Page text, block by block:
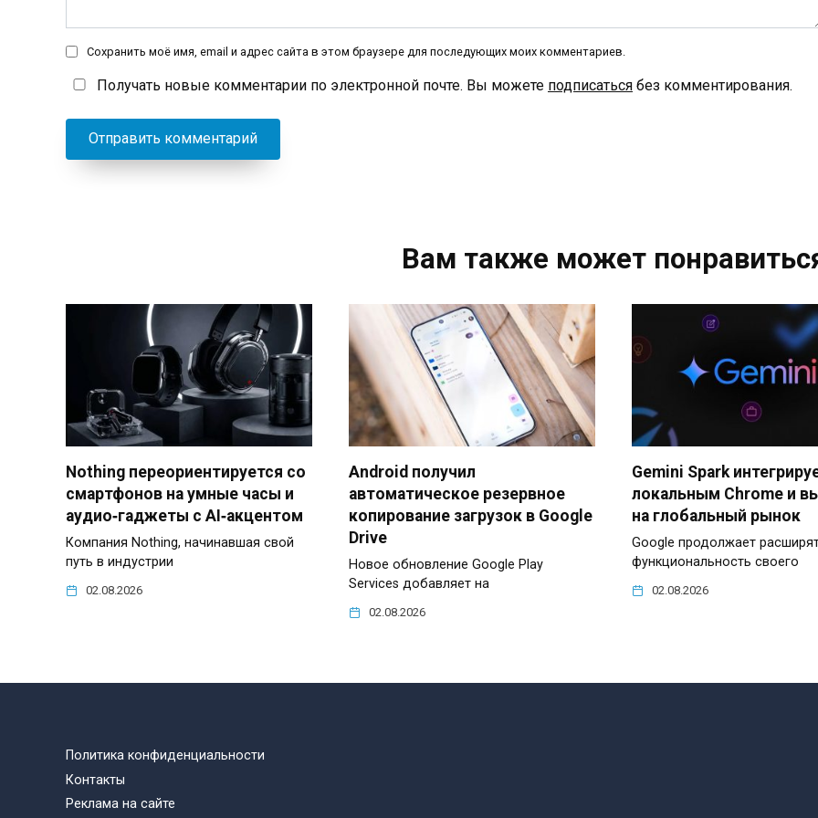
Сохранить моё имя, email и адрес сайта в этом браузере для последующих моих комментариев.
Получать новые комментарии по электронной почте. Вы можете подписаться без комментирования.
Вам также может
Nothing переориентируется со
смартфонов на умные часы и
аудио‑гаджеты с AI‑акцентом
Компания Nothing, начинавшая свой
путь в индустрии
02.08.2026
Android получил
автоматическое резервное
копирование загрузок в Google
Drive
Новое обновление Google Play
Services добавляет на
02.08.2026
Gemini Spark
локальным Chrome и
на глобальный рынок
Google продолжает
функциональность своего
02.08.2026
Политика конфиденциальности
Контакты
Реклама на сайте